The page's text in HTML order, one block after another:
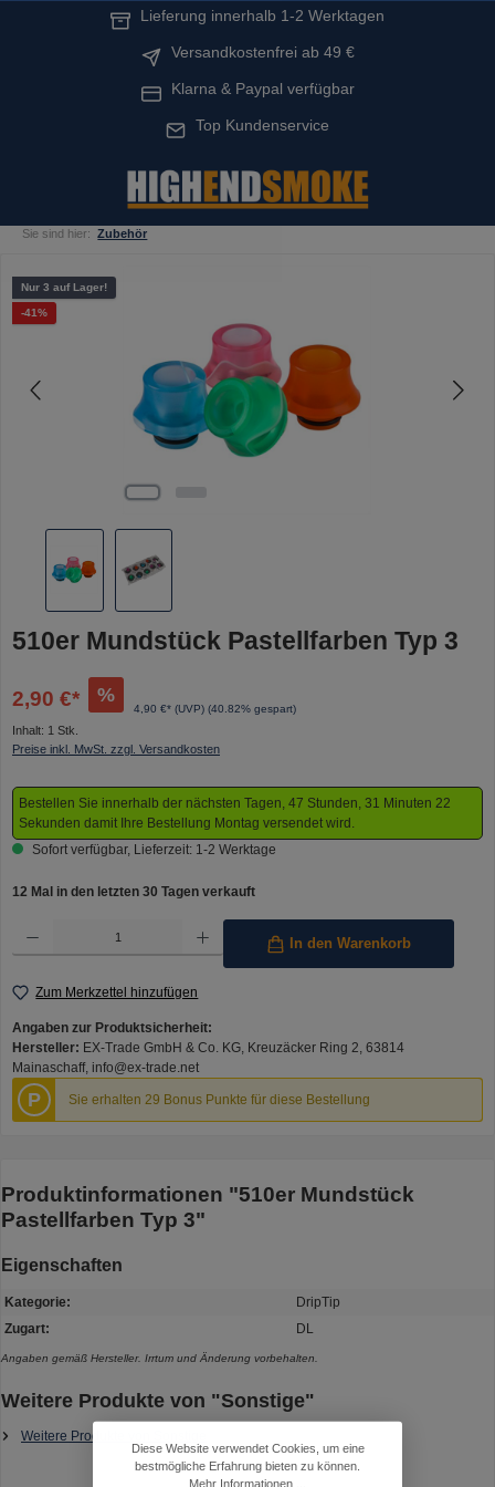
Lieferung innerhalb 1-2 Werktagen
Versandkostenfrei ab 49 €
Klarna & Paypal verfügbar
Top Kundenservice
Sie sind hier: Zubehör
Bildergalerie überspringen
Nur 3 auf Lager!
-41%Rabatt
510er Mundstück Pastellfarben Typ 3
2,90 €* %
4,90 €* (UVP) (40.82% gespart)
Inhalt: 1 Stk.
Preise inkl. MwSt. zzgl. Versandkosten
Bestellen Sie innerhalb der nächsten Tagen, 47 Stunden, 31 Minuten 22
Sekunden damit Ihre Bestellung Montag versendet wird.
Sofort verfügbar, Lieferzeit: 1-2 Werktage
12 Mal in den letzten 30 Tagen verkauft
In den Warenkorb
Zum Merkzettel hinzufügen
Angaben zur Produktsicherheit:
Hersteller: EX-Trade GmbH & Co. KG, Kreuzäcker Ring 2, 63814
Mainaschaff, info@ex-trade.net
P Sie erhalten 29 Bonus Punkte für diese Bestellung
Produktinformationen "510er Mundstück
Pastellfarben Typ 3"
Eigenschaften
Kategorie:
DripTip
Zugart:
DL
Angaben gemäß Hersteller. Irrtum und Änderung vorbehalten.
Weitere Produkte von "Sonstige"
Weitere Produkte von Sonstige
Diese Website verwendet Cookies, um eine
bestmögliche Erfahrung bieten zu können.
Mehr Informationen ...